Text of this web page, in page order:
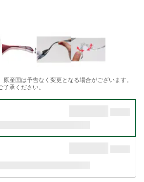
産国は予告なく変更となる場合がございます。
承ください。